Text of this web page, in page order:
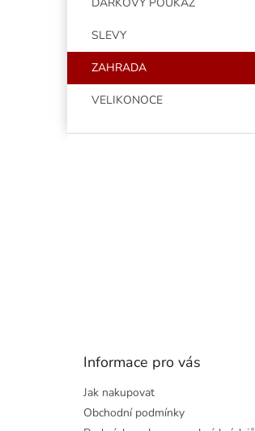
SLEVY
ZAHRADA
VELIKONOCE
Informace pro vás
Jak nakupovat
Obchodní podmínky